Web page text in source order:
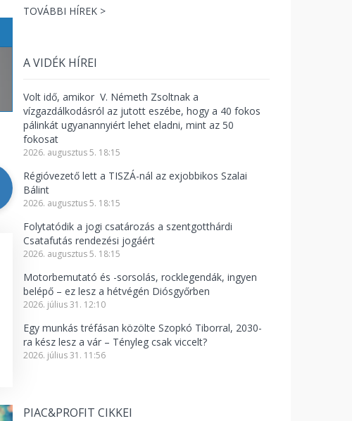
TOVÁBBI HÍREK >
A VIDÉK HÍREI
Volt idő, amikor V. Németh Zsoltnak a
vízgazdálkodásról az jutott eszébe, hogy a 40 fokos
pálinkát ugyanannyiért lehet eladni, mint az 50
fokosat
2026. augusztus 5. 18:15
Régióvezető lett a TISZÁ-nál az exjobbikos Szalai
Bálint
2026. augusztus 5. 18:15
Folytatódik a jogi csatározás a szentgotthárdi
Csatafutás rendezési jogáért
2026. augusztus 5. 18:15
Motorbemutató és -sorsolás, rocklegendák, ingyen
belépő – ez lesz a hétvégén Diósgyőrben
2026. július 31. 12:10
Egy munkás tréfásan közölte Szopkó Tiborral, 2030-
ra kész lesz a vár – Tényleg csak viccelt?
2026. július 31. 11:56
PIAC&PROFIT CIKKEI